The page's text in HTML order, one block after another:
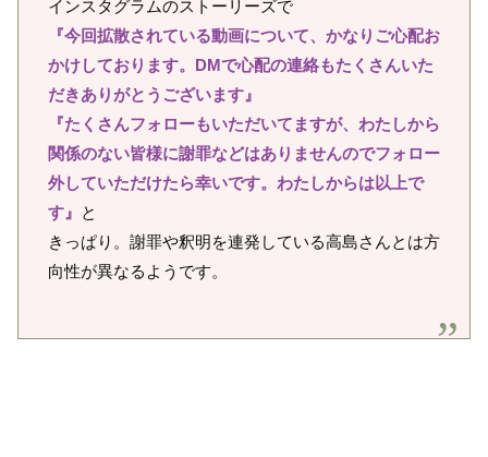
インスタグラムのストーリーズで
『今回拡散されている動画について、かなりご心配お
かけしております。DMで心配の連絡もたくさんいた
だきありがとうございます』
『たくさんフォローもいただいてますが、わたしから
関係のない皆様に謝罪などはありませんのでフォロー
外していただけたら幸いです。わたしからは以上で
す』 と
きっぱり。謝罪や釈明を連発している高島さんとは方
向性が異なるようです。